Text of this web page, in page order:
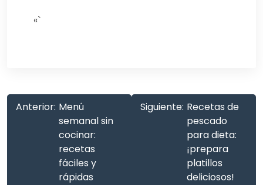
«`
Anterior: Menú
semanal sin
cocinar:
recetas
fáciles y
rápidas
Siguiente: Recetas de
pescado
para dieta:
¡prepara
platillos
deliciosos!